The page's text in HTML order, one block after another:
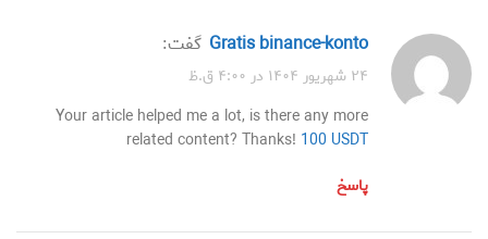
gratis binance-konto گفت:
۲۴ شهریور ۱۴۰۴ در ۴:۰۰ ق.ظ
Your article helped me a lot, is there any more
related content? Thanks! 100 USDT
پاسخ